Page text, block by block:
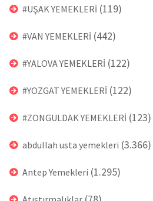
#UŞAK YEMEKLERİ (119)
#VAN YEMEKLERİ (442)
#YALOVA YEMEKLERİ (122)
#YOZGAT YEMEKLERİ (122)
#ZONGULDAK YEMEKLERİ (123)
abdullah usta yemekleri (3.366)
Antep Yemekleri (1.295)